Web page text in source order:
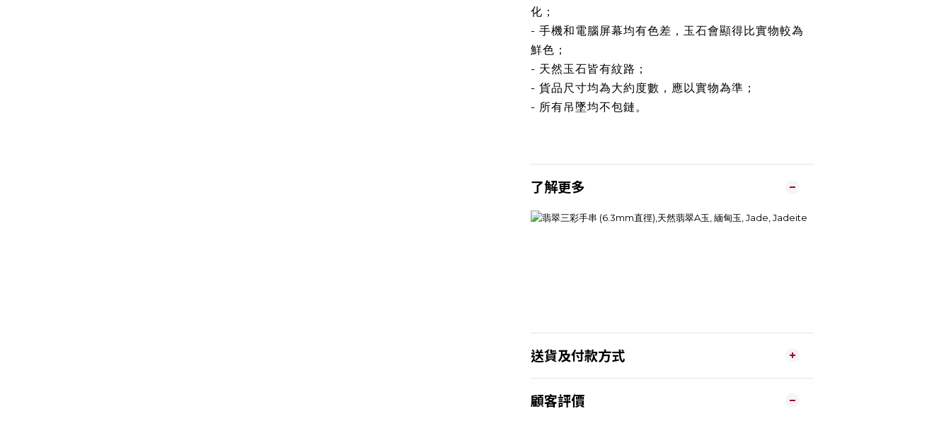
化；
- 手機和電腦屏幕均有色差，玉石會顯得比實物較為
鮮色；
- 天然玉石皆有紋路；
- 貨品尺寸均為大約度數，應以實物為準；
- 所有吊墜均不包鏈。
了解更多
送貨及付款方式
顧客評價